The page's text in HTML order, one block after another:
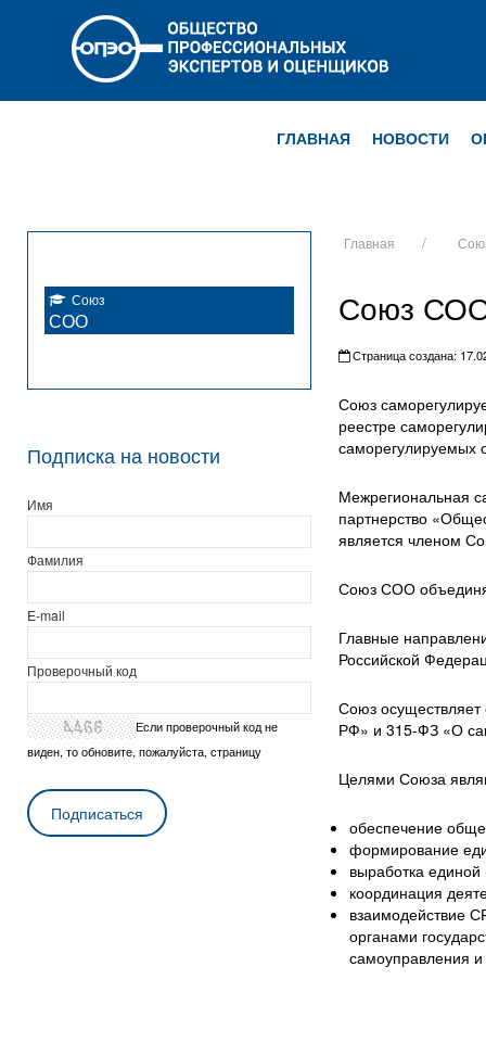
ГЛАВНАЯ НОВОСТИ
Главная
Союз
Страница создана:
Союз
реестре
саморегулируемых
Межрегиональная
партнерство
является членом
Союз СОО
Главные
Российской
Союз осуществляет
РФ» и 315-ФЗ «О
Целями Союза
обеспечение
формирование
выработка
координация
взаимодействие
органами
самоуправления и
Союз
СОО
Подписка на новости
Имя
Фамилия
E-mail
Проверочный код
Если проверочный код не
виден, то обновите, пожалуйста, страницу